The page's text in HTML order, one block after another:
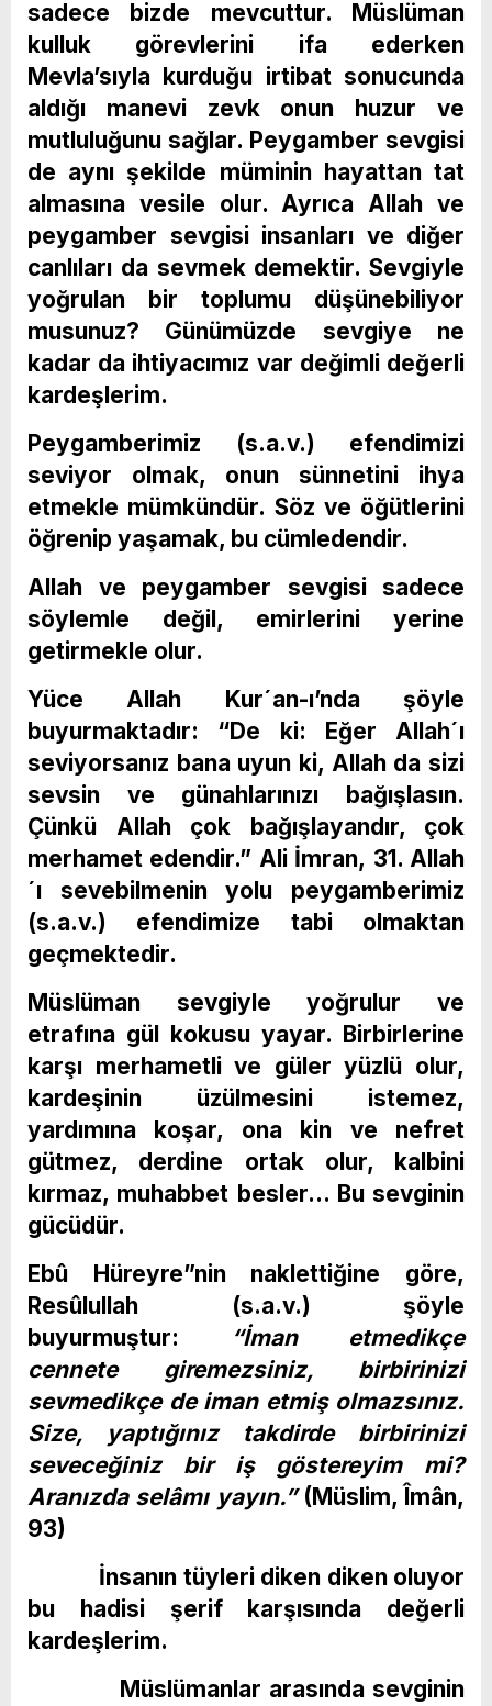
sadece bizde mevcuttur. Müslüman
kulluk görevlerini ifa ederken
Mevla’sıyla kurduğu irtibat sonucunda
aldığı manevi zevk onun huzur ve
mutluluğunu sağlar. Peygamber sevgisi
de aynı şekilde müminin hayattan tat
almasına vesile olur. Ayrıca Allah ve
peygamber sevgisi insanları ve diğer
canlıları da sevmek demektir. Sevgiyle
yoğrulan bir toplumu düşünebiliyor
musunuz? Günümüzde sevgiye ne
kadar da ihtiyacımız var değimli değerli
kardeşlerim.
Peygamberimiz (s.a.v.) efendimizi
seviyor olmak, onun sünnetini ihya
etmekle mümkündür. Söz ve öğütlerini
öğrenip yaşamak, bu cümledendir.
Allah ve peygamber sevgisi sadece
söylemle değil, emirlerini yerine
getirmekle olur.
Yüce Allah Kur´an-ı’nda şöyle
buyurmaktadır: “De ki: Eğer Allah´ı
seviyorsanız bana uyun ki, Allah da sizi
sevsin ve günahlarınızı bağışlasın.
Çünkü Allah çok bağışlayandır, çok
merhamet edendir.” Ali İmran, 31. Allah
´ı sevebilmenin yolu peygamberimiz
(s.a.v.) efendimize tabi olmaktan
geçmektedir.
Müslüman sevgiyle yoğrulur ve
etrafına gül kokusu yayar. Birbirlerine
karşı merhametli ve güler yüzlü olur,
kardeşinin üzülmesini istemez,
yardımına koşar, ona kin ve nefret
gütmez, derdine ortak olur, kalbini
kırmaz, muhabbet besler… Bu sevginin
gücüdür.
Ebû Hüreyre”nin naklettiğine göre,
Resûlullah (s.a.v.) şöyle
buyurmuştur:
“İman etmedikçe
cennete giremezsiniz, birbirinizi
sevmedikçe de iman etmiş olmazsınız.
Size, yaptığınız takdirde birbirinizi
seveceğiniz bir iş göstereyim mi?
Aranızda selâmı yayın.” (Müslim, Îmân,
93)
İnsanın tüyleri diken diken oluyor
bu hadisi şerif karşısında değerli
kardeşlerim.
Müslümanlar arasında sevginin